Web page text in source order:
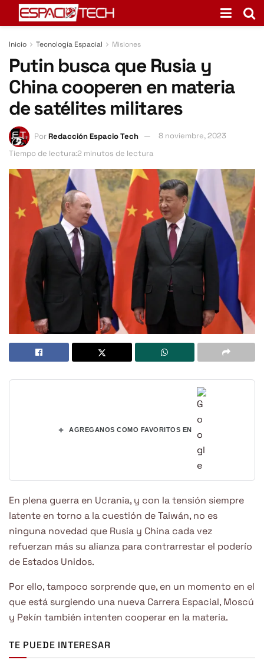
Inicio Tecnología Espacial Misiones
Putin busca que Rusia y
China cooperen en materia
de satélites militares
PorRedacción Espacio Tech
8 noviembre, 2023
Tiempo de lectura:2 minutos de lectura
+ AGREGANOS COMO FAVORITOS EN
En plena guerra en Ucrania, y con la tensión siempre
latente en torno a la cuestión de Taiwán, no es
ninguna novedad que Rusia y China cada vez
refuerzan más su alianza para contrarrestar el poderío
de Estados Unidos.
Por ello, tampoco sorprende que, en un momento en el
que está surgiendo una nueva Carrera Espacial, Moscú
y Pekín también intenten cooperar en la materia.
TE PUEDE INTERESAR